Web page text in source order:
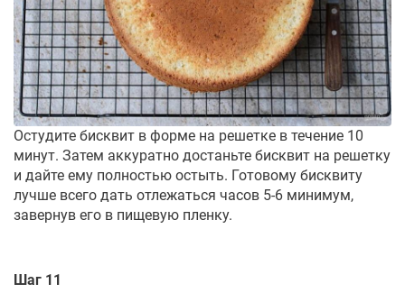
Остудите бисквит в форме на решетке в течение 10
минут. Затем аккуратно достаньте бисквит на решетку
и дайте ему полностью остыть. Готовому бисквиту
лучше всего дать отлежаться часов 5-6 минимум,
завернув его в пищевую пленку.
Шаг 11